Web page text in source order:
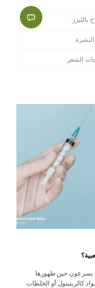
بالليزر
الشعر
يسرعون حين ظهورها
كالريتينول أو الخلطات